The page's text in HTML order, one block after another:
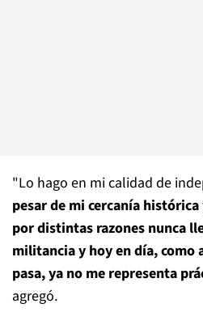
"Lo hago en mi calidad de
pesar de mi cercanía
por distintas razones nunca
militancia y hoy en día, como
pasa, ya no me representa
agregó.